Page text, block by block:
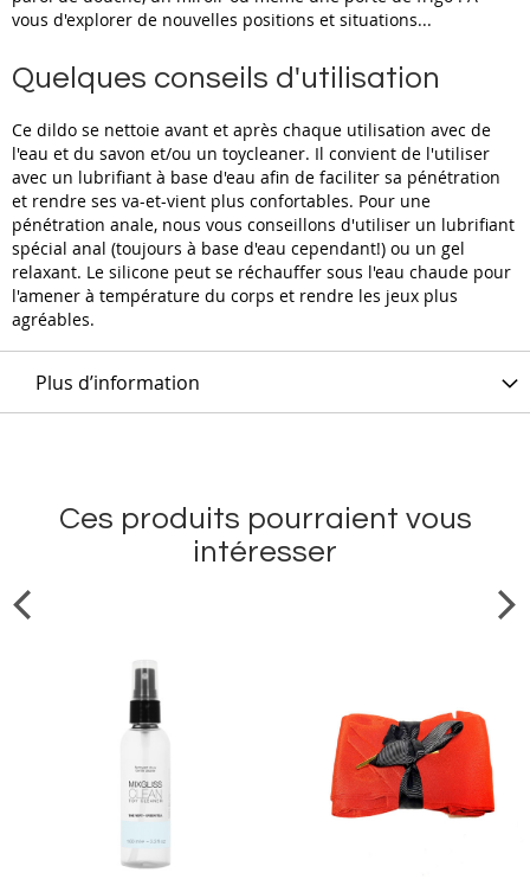
vous d'explorer de nouvelles positions et situations...
Quelques conseils d'utilisation
Ce dildo se nettoie avant et après chaque utilisation avec de
l'eau et du savon et/ou un toycleaner. Il convient de l'utiliser
avec un lubrifiant à base d'eau afin de faciliter sa pénétration
et rendre ses va-et-vient plus confortables. Pour une
pénétration anale, nous vous conseillons d'utiliser un lubrifiant
spécial anal (toujours à base d'eau cependant!) ou un gel
relaxant. Le silicone peut se réchauffer sous l'eau chaude pour
l'amener à température du corps et rendre les jeux plus
agréables.
Plus d’information
Ces produits pourraient vous
intéresser